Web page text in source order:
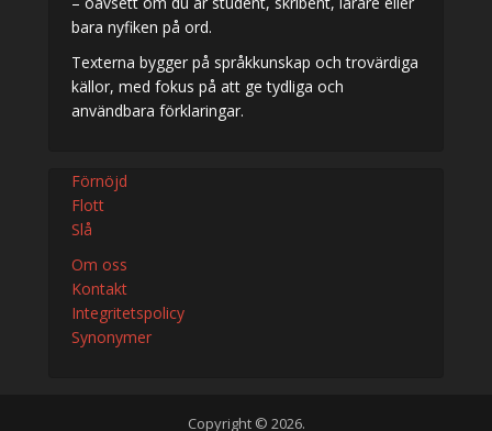
bara nyfiken på ord.
Texterna bygger på språkkunskap och trovärdiga
källor, med fokus på att ge tydliga och
användbara förklaringar.
Förnöjd
Flott
Slå
Om oss
Kontakt
Integritetspolicy
Synonymer
Copyright © 2026.